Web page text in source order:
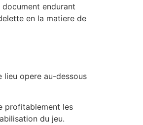
endurant
en la matiere de
lieu opere au-dessous
profitablement les
du jeu.